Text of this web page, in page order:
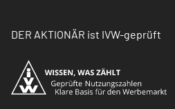
DER AKTIONÄR ist IVW-geprüft